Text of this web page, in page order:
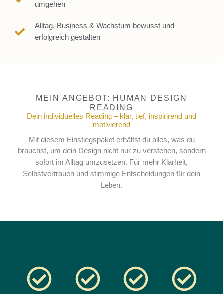
umgehen
Alltag, Business & Wachstum bewusst und
erfolgreich gestalten
MEIN ANGEBOT: HUMAN DESIGN
READING
Dein individuelles Reading – klar, tief, inspirirend und
motivierend
Mit diesem Einstiegspaket erhältst du alles, was du
brauchst, um dein Design nicht nur zu verstehen, sondern
sofort im Alltag umzusetzen. Für mehr Klarheit,
Selbstvertrauen und stimmige Entscheidungen für dein
Leben.